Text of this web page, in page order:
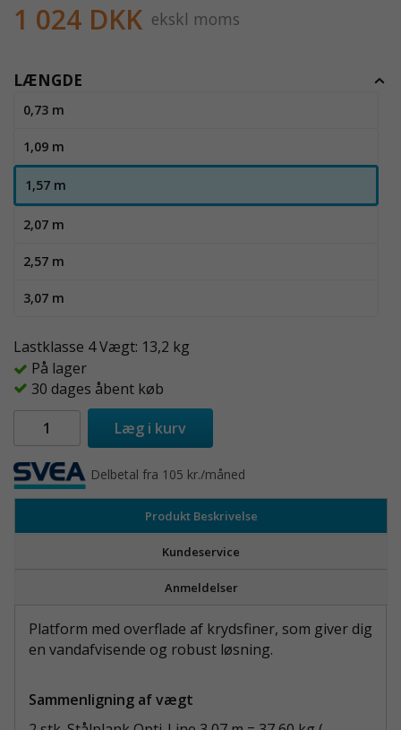
1 024 DKK ekskl moms
LÆNGDE
0,73 m
1,09 m
1,57 m
2,07 m
2,57 m
3,07 m
Lastklasse 4 Vægt: 13,2 kg
På lager
30 dages åbent køb
Læg i kurv
Delbetal fra 105 kr./måned
Produkt Beskrivelse
Kundeservice
Anmeldelser
Platform med overflade af krydsfiner, som giver dig
en vandafvisende og robust løsning.
Sammenligning af vægt